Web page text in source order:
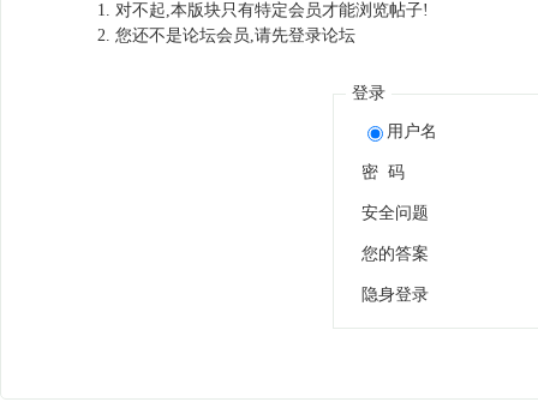
对不起,本版块只有特定会员才能浏览帖子!
您还不是论坛会员,请先登录论坛
登录
用户名
密 码
安全问题
您的答案
隐身登录